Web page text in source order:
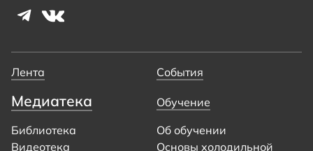
Лента События
Медиатека
Библиотека
Видеотека
Обучение
Об обучении
Основы холодильной